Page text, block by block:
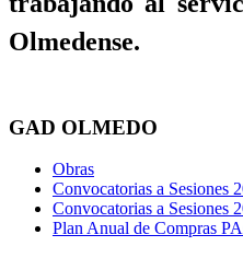
Olmedense.
GAD OLMEDO
Obras
Convocatorias a Sesiones
Convocatorias a Sesiones
Plan Anual de Compras